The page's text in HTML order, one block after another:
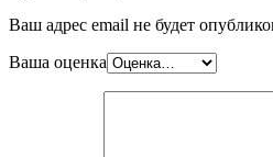
Ваш адрес email не будет
Ваша оценка